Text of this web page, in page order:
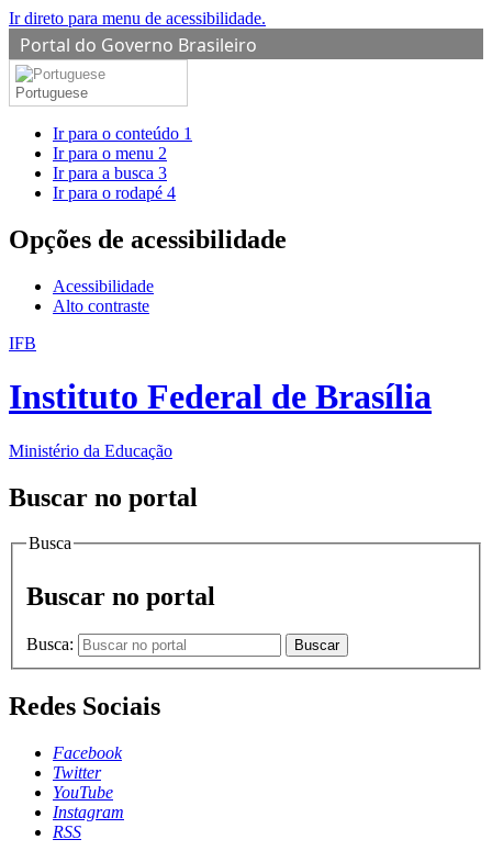
Ir direto para menu de acessibilidade.
Portal do Governo Brasileiro
Portuguese
Ir para o conteúdo 1
Ir para o menu 2
Ir para a busca 3
Ir para o rodapé 4
Opções de acessibilidade
Acessibilidade
Alto contraste
IFB
Instituto Federal de Brasília
Ministério da Educação
Buscar no portal
Busca
Buscar no portal
Busca: Buscar
Redes Sociais
Facebook
Twitter
YouTube
Instagram
RSS